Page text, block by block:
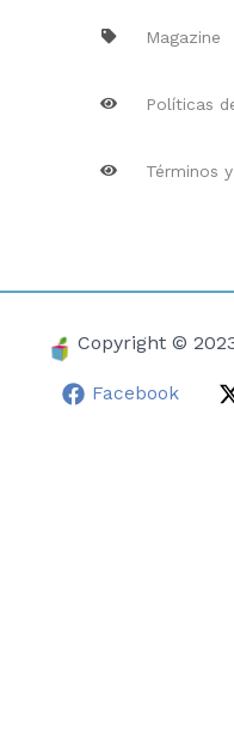
Magazine
Políticas
Términos
Copyright ©
Facebook